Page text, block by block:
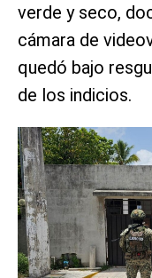
verde y seco,
cámara de
quedó bajo
de los indicios.